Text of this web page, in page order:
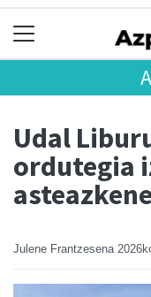
Udal
ordutegia
Julene Frantzesena